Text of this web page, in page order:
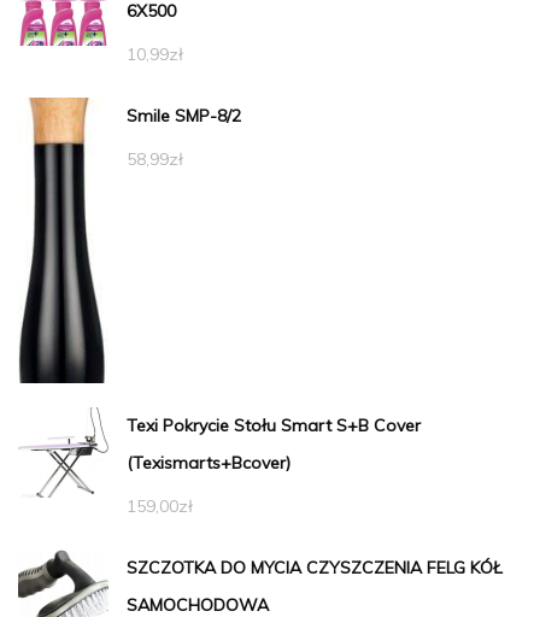
6X500
10,99zł
Smile SMP-8/2
58,99zł
Texi Pokrycie Stołu Smart S+B Cover
(Texismarts+Bcover)
159,00zł
SZCZOTKA DO MYCIA CZYSZCZENIA FELG KÓŁ
SAMOCHODOWA